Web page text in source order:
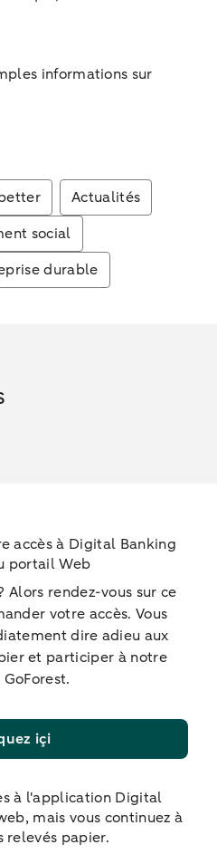
informations sur
Actualités
social
durable
accès à Digital Banking
portail Web
Alors rendez-vous sur ce
votre accès. Vous
dire adieu aux
et participer à notre
içi
à l'application Digital
mais vous continuez à
relevés papier.